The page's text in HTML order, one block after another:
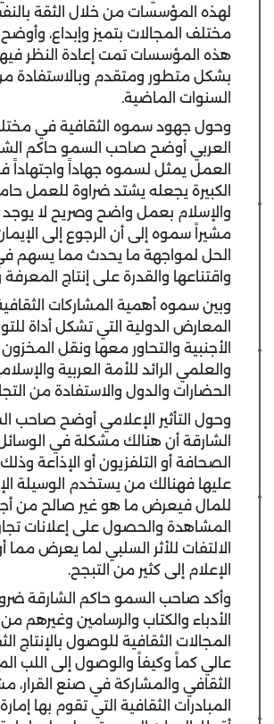
لهذه المؤسسات من خلال الثقة
مختلف المجالات بتميز وإبداع،
هذه المؤسسات تمت إعادة النظر
بشكل متطور ومتقدم وبالاستفادة
السنوات الماضية.
وحول جهود سموه الثقافية في
العربي أوضح صاحب السمو حاكم
العمل يمثل لسموه جهاداً واجتهاداً
الكبيرة يجعله يشتد ضراوة للعمل
والإسلام بعمل واضح وصريح لا يوجد
مشيراً سموه إلى أن الرجوع إلى
الحل لمواجهة ما يحدث مما يسهم
واقتناعها والقدرة على إنتاج
وبين سموه أهمية المشاركات
المعارض الدولية التي تشكل أداة
الأجنبية والتحاور معها ونقل
والعلمي الرائد للأمة العربية
الحضارات والدول والاستفادة من
وحول التأثير الإعلامي أوضح صاحب
الشارقة أن هنالك مشكلة في
الصحافة أو التلفزيون أو الإذاعة
عليها فهنالك من يستخدم الوسيلة
للمال فيعرض ما هو غير صالح من
المشاهدة والحصول على إعلانات
الالتفات للأثر السلبي لما يعرض
الإعلام إلى كثير من التبجح.
وأكد صاحب السمو حاكم الشارقة
الأدباء والكتاب والرسامين وغيرهم
المجالات الثقافية للوصول
عالي كماً وكيفاً والوصول إلى اللب
الثقافي والمشاركة في صنع القرار،
المبادرات الثقافية التي تقوم بها